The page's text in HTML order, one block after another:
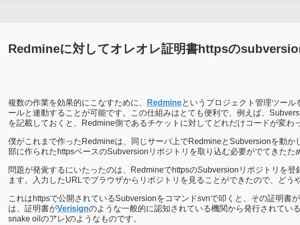
Redmineに対してオレオレ証明書httpsの
複数の作業を効果的にこなすために、 Redmineというプロジェクト管理ツー
ールと連動することが可能です。この仕組みはとても便利で、例えば、
を記載しておくと、Redmine側であるチケットに対してどれだけコードが変わ
僕がこれまで作ったRedmineは、同じサーバ上でRedmineとSubversionを動
部に作られたhttpsベースのSubversionリポジトリを取り込む必要がでてきたた
問題が発覚するにいたったのは、RedmineでhttpsのSubversionリポジトリを
ます。入力したURLでブラウザからリポジトリを見ることができたので、ど
これはhttpsで公開されているSubversionをコマンドsvnで叩くと、その証明
は、証明書がVerisignのような一般的に認知されている機関から発行されてい
snake oilのアレ)のようなものです。